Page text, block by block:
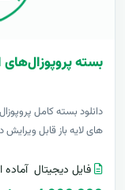
بسته
دانلود بسته کامل
های لایه باز قابل ویرایش
فایل دیجیتال آماده